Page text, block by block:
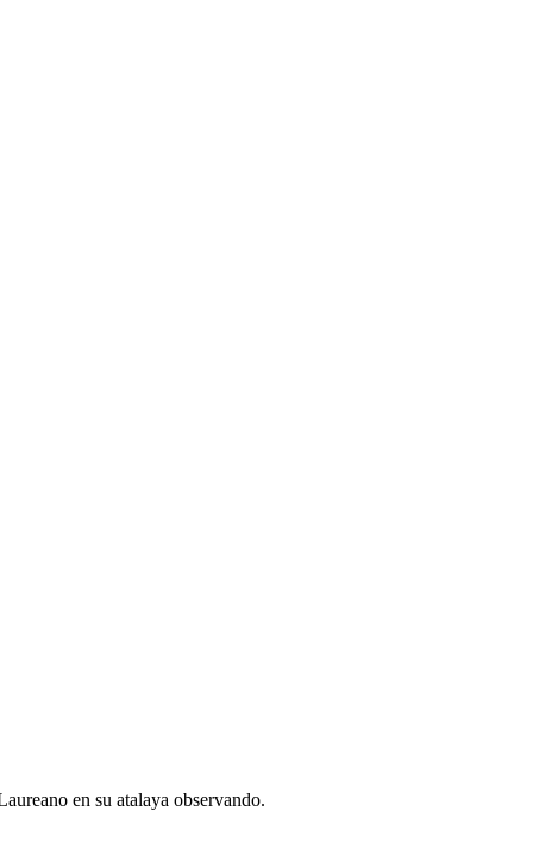
en su atalaya observando.